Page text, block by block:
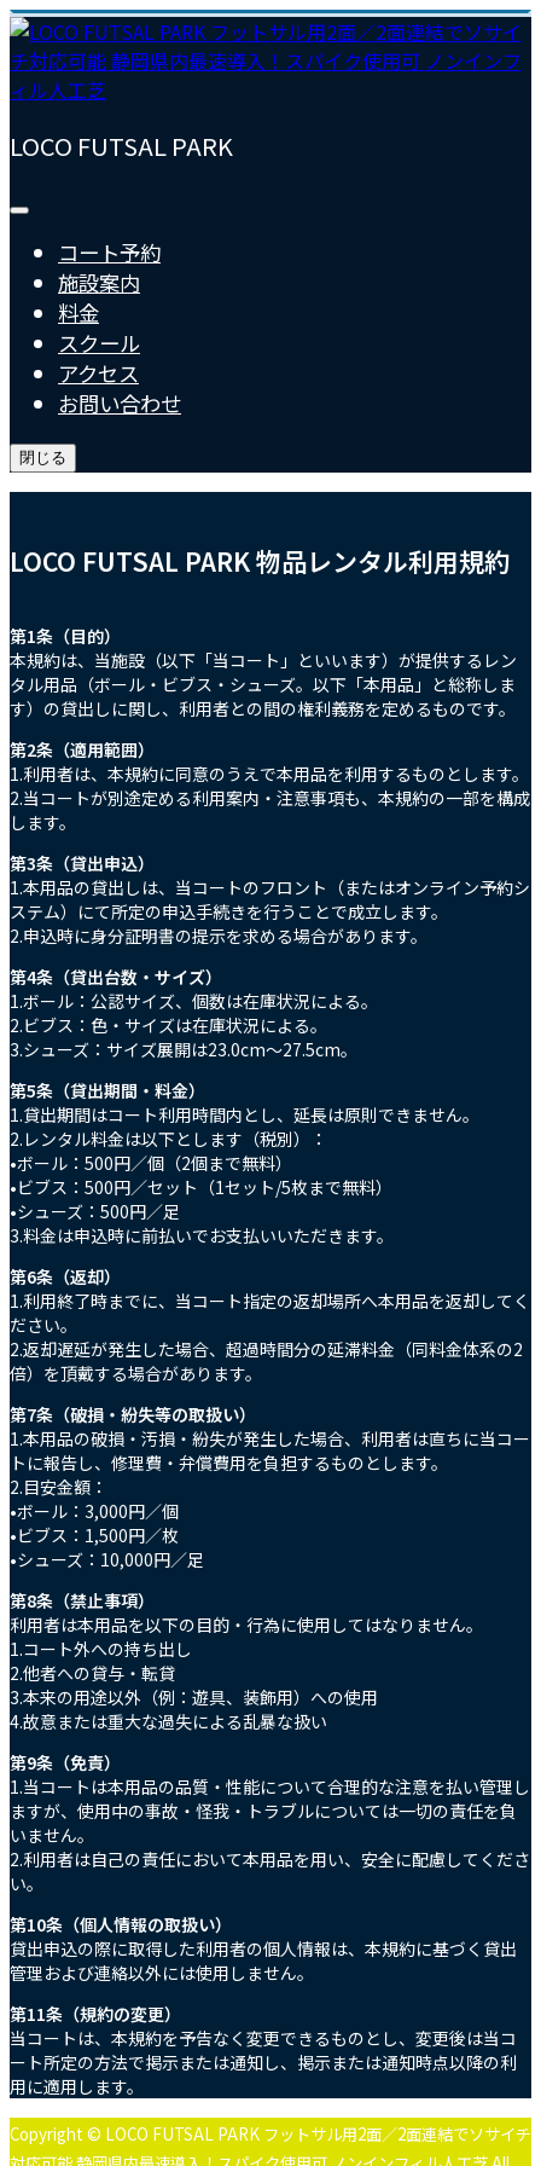
LOCO FUTSAL PARK
コート予約
施設案内
料金
スクール
アクセス
お問い合わせ
閉じる
LOCO FUTSAL PARK 物品レンタル利用規約
第1条（目的）
本規約は、当施設（以下「当コート」といいます）が提供するレン
タル用品（ボール・ビブス・シューズ。以下「本用品」と総称しま
す）の貸出しに関し、利用者との間の権利義務を定めるものです。
第2条（適用範囲）
1.利用者は、本規約に同意のうえで本用品を利用するものとします。
2.当コートが別途定める利用案内・注意事項も、本規約の一部を構成
します。
第3条（貸出申込）
1.本用品の貸出しは、当コートのフロント（またはオンライン予約シ
ステム）にて所定の申込手続きを行うことで成立します。
2.申込時に身分証明書の提示を求める場合があります。
第4条（貸出台数・サイズ）
1.ボール：公認サイズ、個数は在庫状況による。
2.ビブス：色・サイズは在庫状況による。
3.シューズ：サイズ展開は23.0cm～27.5cm。
第5条（貸出期間・料金）
1.貸出期間はコート利用時間内とし、延長は原則できません。
2.レンタル料金は以下とします（税別）：
•ボール：500円／個（2個まで無料）
•ビブス：500円／セット（1セット/5枚まで無料）
•シューズ：500円／足
3.料金は申込時に前払いでお支払いいただきます。
第6条（返却）
1.利用終了時までに、当コート指定の返却場所へ本用品を返却してく
ださい。
2.返却遅延が発生した場合、超過時間分の延滞料金（同料金体系の2
倍）を頂戴する場合があります。
第7条（破損・紛失等の取扱い）
1.本用品の破損・汚損・紛失が発生した場合、利用者は直ちに当コー
トに報告し、修理費・弁償費用を負担するものとします。
2.目安金額：
•ボール：3,000円／個
•ビブス：1,500円／枚
•シューズ：10,000円／足
第8条（禁止事項）
利用者は本用品を以下の目的・行為に使用してはなりません。
1.コート外への持ち出し
2.他者への貸与・転貸
3.本来の用途以外（例：遊具、装飾用）への使用
4.故意または重大な過失による乱暴な扱い
第9条（免責）
1.当コートは本用品の品質・性能について合理的な注意を払い管理し
ますが、使用中の事故・怪我・トラブルについては一切の責任を負
いません。
2.利用者は自己の責任において本用品を用い、安全に配慮してくださ
い。
第10条（個人情報の取扱い）
貸出申込の際に取得した利用者の個人情報は、本規約に基づく貸出
管理および連絡以外には使用しません。
第11条（規約の変更）
当コートは、本規約を予告なく変更できるものとし、変更後は当コ
ート所定の方法で掲示または通知し、掲示または通知時点以降の利
用に適用します。
Copyright © LOCO FUTSAL PARK フットサル用2面／2面連結でソサイチ